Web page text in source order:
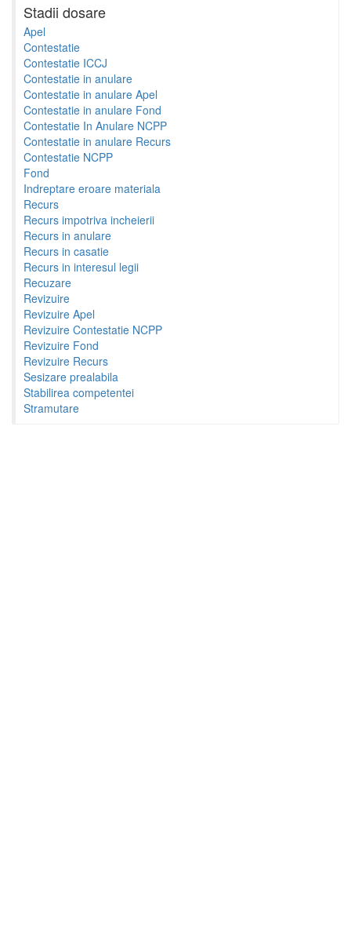
Stadii dosare
Apel
Contestatie
Contestatie ICCJ
Contestatie in anulare
Contestatie in anulare Apel
Contestatie in anulare Fond
Contestatie In Anulare NCPP
Contestatie in anulare Recurs
Contestatie NCPP
Fond
Indreptare eroare materiala
Recurs
Recurs impotriva incheierii
Recurs in anulare
Recurs in casatie
Recurs in interesul legii
Recuzare
Revizuire
Revizuire Apel
Revizuire Contestatie NCPP
Revizuire Fond
Revizuire Recurs
Sesizare prealabila
Stabilirea competentei
Stramutare